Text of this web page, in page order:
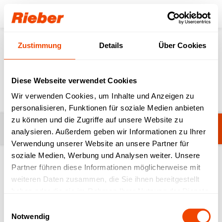
Zustimmung Details Über Cookies
Diese Webseite verwendet Cookies
Wir verwenden Cookies, um Inhalte und Anzeigen zu
personalisieren, Funktionen für soziale Medien anbieten
zu können und die Zugriffe auf unsere Website zu
analysieren. Außerdem geben wir Informationen zu Ihrer
Verwendung unserer Website an unsere Partner für
soziale Medien, Werbung und Analysen weiter. Unsere
Partner führen diese Informationen möglicherweise mit
weiteren Daten zusammen, die Sie ihnen bereitgestellt
Notwendig
Login
Transportieren
Stapler
GNauto Stapler für Behälter Filter
1-3 von 3 Produkten